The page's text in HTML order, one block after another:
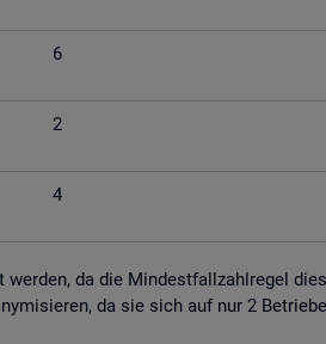
6
2
4
wer­den, da die Min­dest­fall­zahl­re­gel
da sie sich auf nur 2